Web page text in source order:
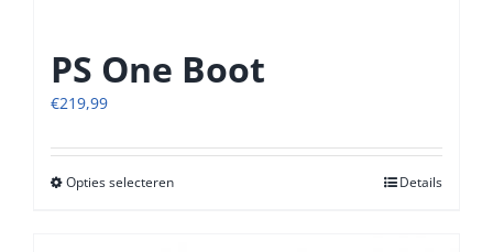
PS One Boot
€219,99
Opties selecterenDit
Details